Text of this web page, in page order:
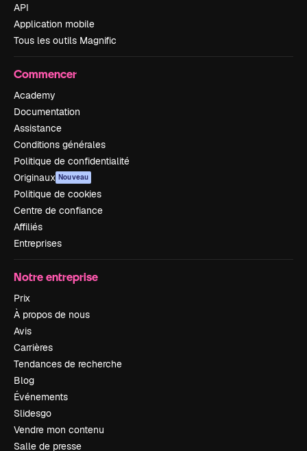
API
Application mobile
Tous les outils Magnific
Commencer
Academy
Documentation
Assistance
Conditions générales
Politique de confidentialité
Originaux Nouveau
Politique de cookies
Centre de confiance
Affiliés
Entreprises
Notre entreprise
Prix
À propos de nous
Avis
Carrières
Tendances de recherche
Blog
Événements
Slidesgo
Vendre mon contenu
Salle de presse